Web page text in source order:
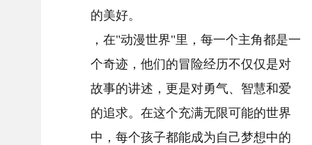
的美好。
，在"动漫世界"里，每一个主角都是一
个奇迹，他们的冒险经历不仅仅是对
故事的讲述，更是对勇气、智慧和爱
的追求。在这个充满无限可能的世界
中，每个孩子都能成为自己梦想中的